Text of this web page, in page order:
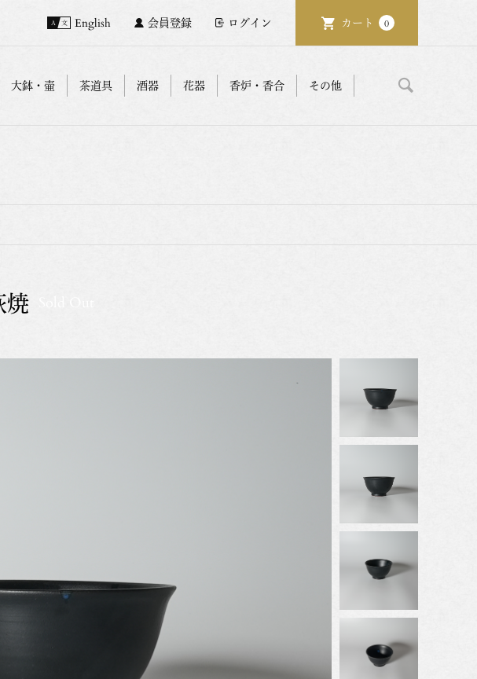
English 会員登録 ログイン カート 0
大鉢・壷 茶道具 酒器 花器 香炉・香合 その他
焼